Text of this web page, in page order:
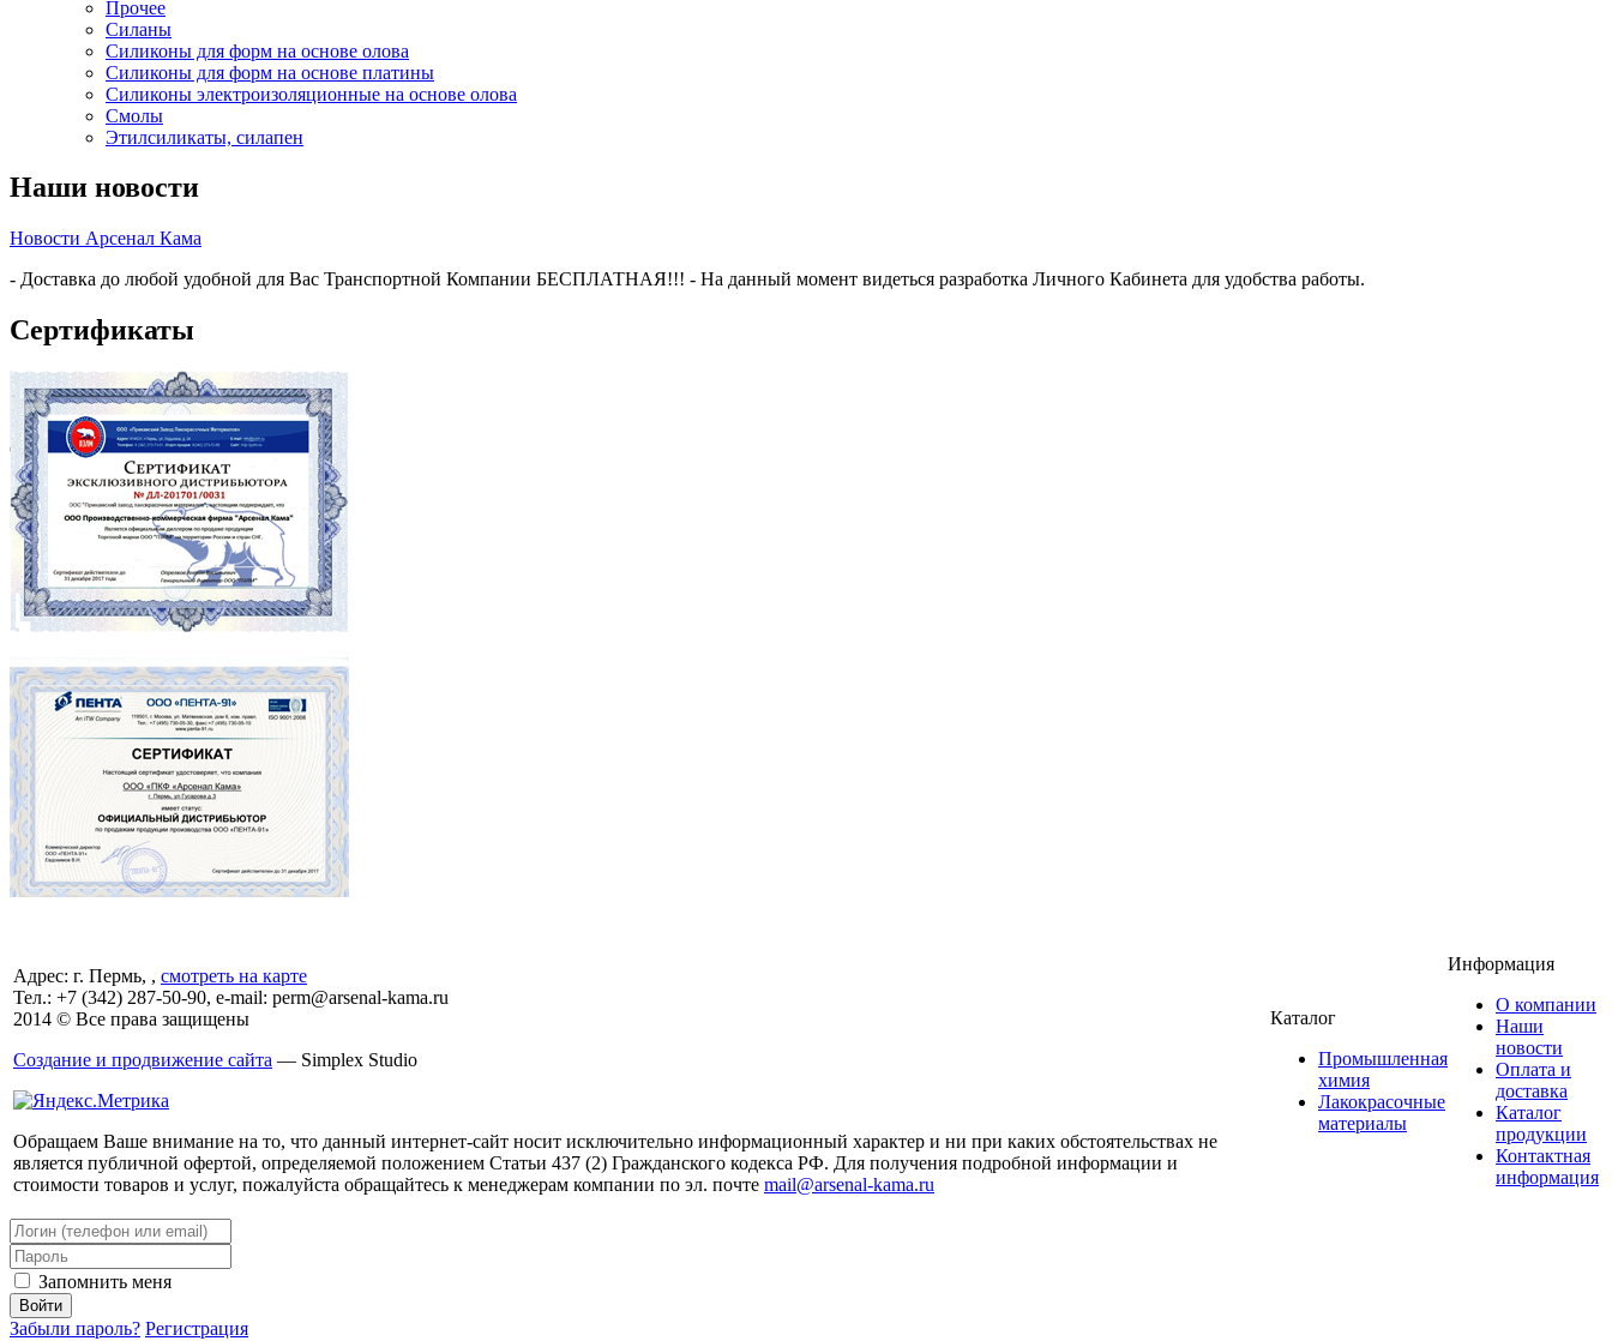
Прочее
Силаны
Силиконы для форм на основе олова
Силиконы для форм на основе платины
Силиконы электроизоляционные на основе олова
Смолы
Этилсиликаты, силапен
Наши новости
Новости Арсенал Кама
- Доставка до любой удобной для Вас Транспортной Компании БЕСПЛАТНАЯ!!! - На данный момент видеться разработка Личного Кабинета для удобства работы.
Сертификаты
Адрес: г. Пермь, , смотреть на карте
Тел.: +7 (342) 287-50-90, e-mail: perm@arsenal-kama.ru
2014 © Все права защищены
Создание и продвижение сайта — Simplex Studio
Обращаем Ваше внимание на то, что данный интернет-сайт носит исключительно информационный характер и ни при каких обстоятельствах не
является публичной офертой, определяемой положением Статьи 437 (2) Гражданского кодекса РФ. Для получения подробной информации и
стоимости товаров и услуг, пожалуйста обращайтесь к менеджерам компании по эл. почте mail@arsenal-kama.ru
Каталог
Промышленная
химия
Лакокрасочные
материалы
Информация
О компании
Наши
новости
Оплата и
доставка
Каталог
продукции
Контактная
информация
Запомнить меня
Забыли пароль? Регистрация